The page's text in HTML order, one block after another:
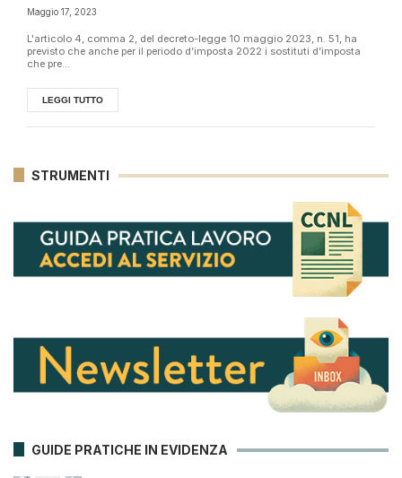
Maggio 17, 2023
L'articolo 4, comma 2, del decreto-legge 10 maggio 2023, n. 51, ha
previsto che anche per il periodo d’imposta 2022 i sostituti d’imposta
che pre...
LEGGI TUTTO
STRUMENTI
GUIDE PRATICHE IN EVIDENZA